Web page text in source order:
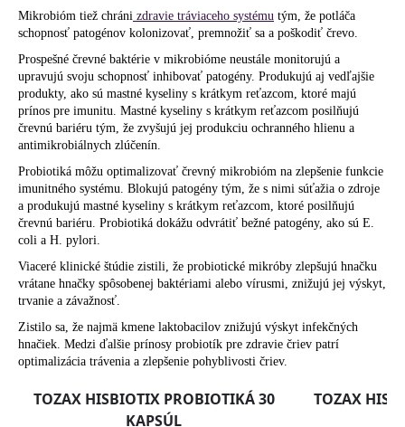
Mikrobióm tiež chráni zdravie tráviaceho systému tým, že potláča
schopnosť patogénov kolonizovať, premnožiť sa a poškodiť črevo.
Prospešné črevné baktérie v mikrobióme neustále monitorujú a
upravujú svoju schopnosť inhibovať patogény. Produkujú aj vedľajšie
produkty, ako sú mastné kyseliny s krátkym reťazcom, ktoré majú
prínos pre imunitu. Mastné kyseliny s krátkym reťazcom posilňujú
črevnú bariéru tým, že zvyšujú jej produkciu ochranného hlienu a
antimikrobiálnych zlúčenín.
Probiotiká môžu optimalizovať črevný mikrobióm na zlepšenie funkcie
imunitného systému. Blokujú patogény tým, že s nimi súťažia o zdroje
a produkujú mastné kyseliny s krátkym reťazcom, ktoré posilňujú
črevnú bariéru. Probiotiká dokážu odvrátiť bežné patogény, ako sú E.
coli a H. pylori.
Viaceré klinické štúdie zistili, že probiotické mikróby zlepšujú hnačku
vrátane hnačky spôsobenej baktériami alebo vírusmi, znižujú jej výskyt,
trvanie a závažnosť.
Zistilo sa, že najmä kmene laktobacilov znižujú výskyt infekčných
hnačiek. Medzi ďalšie prínosy probiotík pre zdravie čriev patrí
optimalizácia trávenia a zlepšenie pohyblivosti čriev.